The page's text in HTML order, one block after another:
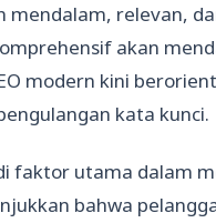
mendalam, relevan,
akan
modern kini
kata kunci.
faktor utama dalam
bahwa